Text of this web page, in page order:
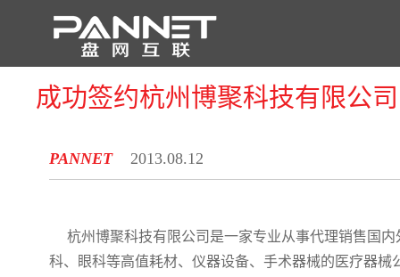
首 页
成功签约杭州博聚科技有限公
PANNET 2013.08.12
杭州博聚科技有限公司是一家专业从事代理销售国内
科、眼科等高值耗材、仪器设备、手术器械的医疗器械